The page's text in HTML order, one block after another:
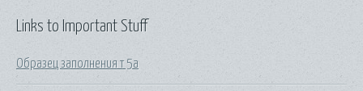
Links to Important Stuff
Образец заполнения т 5а